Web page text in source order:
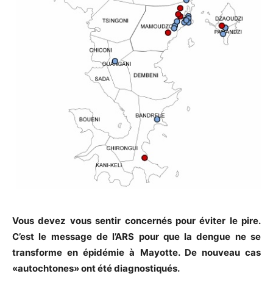
Vous devez vous sentir concernés pour éviter le pire.
C’est le message de l’ARS pour que la dengue ne se
transforme en épidémie à Mayotte. De nouveau cas
«autochtones» ont été diagnostiqués.